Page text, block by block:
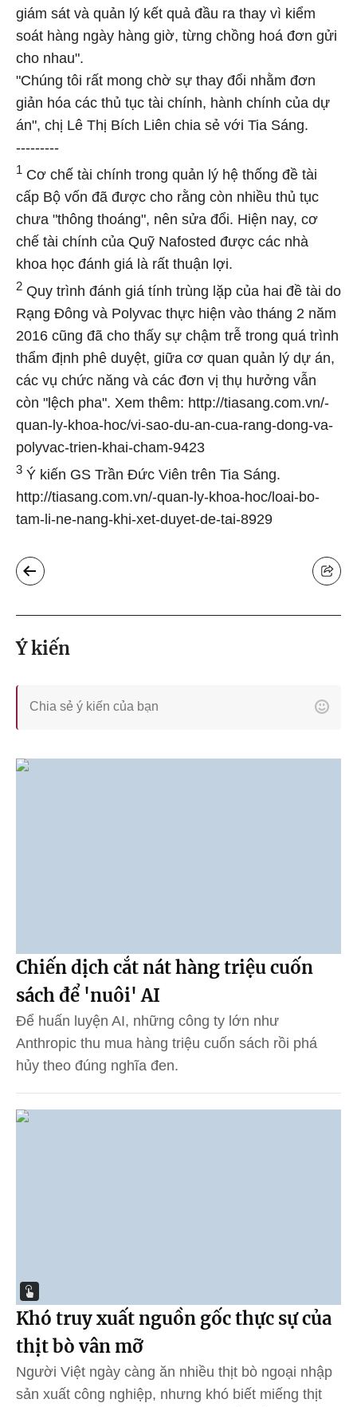
giám sát và quản lý kết quả đầu ra thay vì kiểm
soát hàng ngày hàng giờ, từng chồng hoá đơn gửi
cho nhau".
"Chúng tôi rất mong chờ sự thay đổi nhằm đơn
giản hóa các thủ tục tài chính, hành chính của dự
án", chị Lê Thị Bích Liên chia sẻ với Tia Sáng.
---------
1 Cơ chế tài chính trong quản lý hệ thống đề tài
cấp Bộ vốn đã được cho rằng còn nhiều thủ tục
chưa "thông thoáng", nên sửa đổi. Hiện nay, cơ
chế tài chính của Quỹ Nafosted được các nhà
khoa học đánh giá là rất thuận lợi.
2 Quy trình đánh giá tính trùng lặp của hai đề tài do
Rạng Đông và Polyvac thực hiện vào tháng 2 năm
2016 cũng đã cho thấy sự chậm trễ trong quá trình
thẩm định phê duyệt, giữa cơ quan quản lý dự án,
các vụ chức năng và các đơn vị thụ hưởng vẫn
còn "lệch pha". Xem thêm: http://tiasang.com.vn/-
quan-ly-khoa-hoc/vi-sao-du-an-cua-rang-dong-va-
polyvac-trien-khai-cham-9423
3 Ý kiến GS Trần Đức Viên trên Tia Sáng.
http://tiasang.com.vn/-quan-ly-khoa-hoc/loai-bo-
tam-li-ne-nang-khi-xet-duyet-de-tai-8929
Ý kiến
Chiến dịch cắt nát hàng triệu cuốn
sách để 'nuôi' AI
Để huấn luyện AI, những công ty lớn như
Anthropic thu mua hàng triệu cuốn sách rồi phá
hủy theo đúng nghĩa đen.
Khó truy xuất nguồn gốc thực sự của
thịt bò vân mỡ
Người Việt ngày càng ăn nhiều thịt bò ngoại nhập
sản xuất công nghiệp, nhưng khó biết miếng thịt